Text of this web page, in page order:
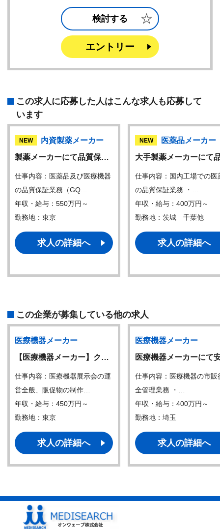
検討する
エントリー
この求人に応募した人はこんな求人も応募して
います
NEW
内資製薬メーカー
製薬メーカーにて品質保…
仕事内容：医薬品及び医療機器
の品質保証業務（GQ…
年収・給与：550万円～
勤務地：東京
求人の詳細へ
NEW
医薬品メーカー
大手製薬メーカーにて
仕事内容：国内工場での医
の品質保証業務 ・…
年収・給与：400万円～
勤務地：茨城 千葉他
求人の詳細へ
この企業が募集している他の求人
医療機器メーカー
【医療機器メーカー】ク…
仕事内容：医療機器展示会の運
営全般、販促物の制作…
年収・給与：450万円～
勤務地：東京
求人の詳細へ
医療機器メーカー
医療機器メーカーにて
仕事内容：医療機器の市販
全管理業務 ・…
年収・給与：400万円～
勤務地：埼玉
求人の詳細へ